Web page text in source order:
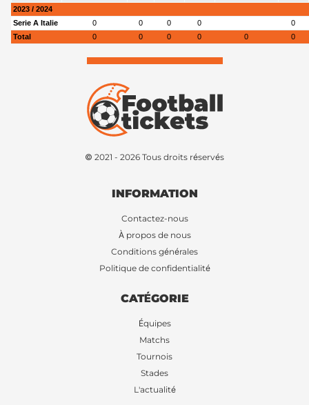
2023 / 2024
Serie A Italie
0 0 0 0
0
Total
0 0 0 0 0 0
© 2021 - 2026 Tous droits réservés
INFORMATION
Contactez-nous
À propos de nous
Conditions générales
Politique de confidentialité
CATÉGORIE
Équipes
Matchs
Tournois
Stades
L'actualité